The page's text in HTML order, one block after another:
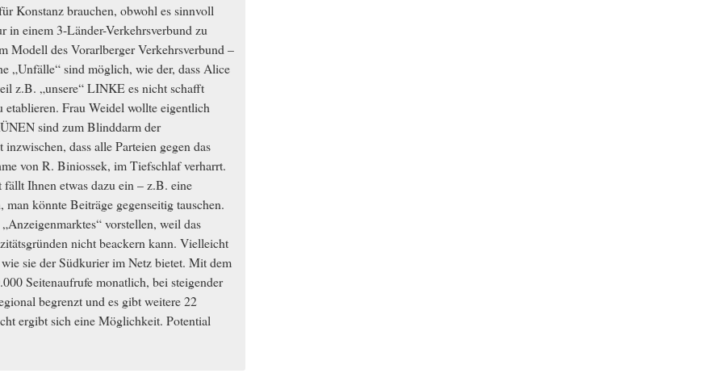
Konstanz brauchen, obwohl es sinnvoll
in einem 3-Länder-Verkehrsverbund zu
Modell des Vorarlberger Verkehrsverbund –
„Unfälle“ sind möglich, wie der, dass Alice
z.B. „unsere“ LINKE es nicht schafft
Frau Weidel wollte eigentlich
sind zum Blinddarm der
dass alle Parteien gegen das
von R. Biniossek, im Tiefschlaf verharrt.
Ihnen etwas dazu ein – z.B. eine
könnte Beiträge gegenseitig tauschen.
vorstellen, weil das
nicht beackern kann. Vielleicht
sie der Südkurier im Netz bietet. Mit dem
Seitenaufrufe monatlich, bei steigender
begrenzt und es gibt weitere 22
ergibt sich eine Möglichkeit. Potential